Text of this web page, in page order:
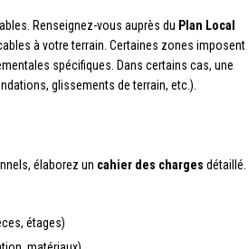
Renseignez-vous auprès du Plan Local
à votre terrain. Certaines zones imposent
spécifiques. Dans certains cas, une
glissements de terrain, etc.).
élaborez un cahier des charges détaillé.
étages)